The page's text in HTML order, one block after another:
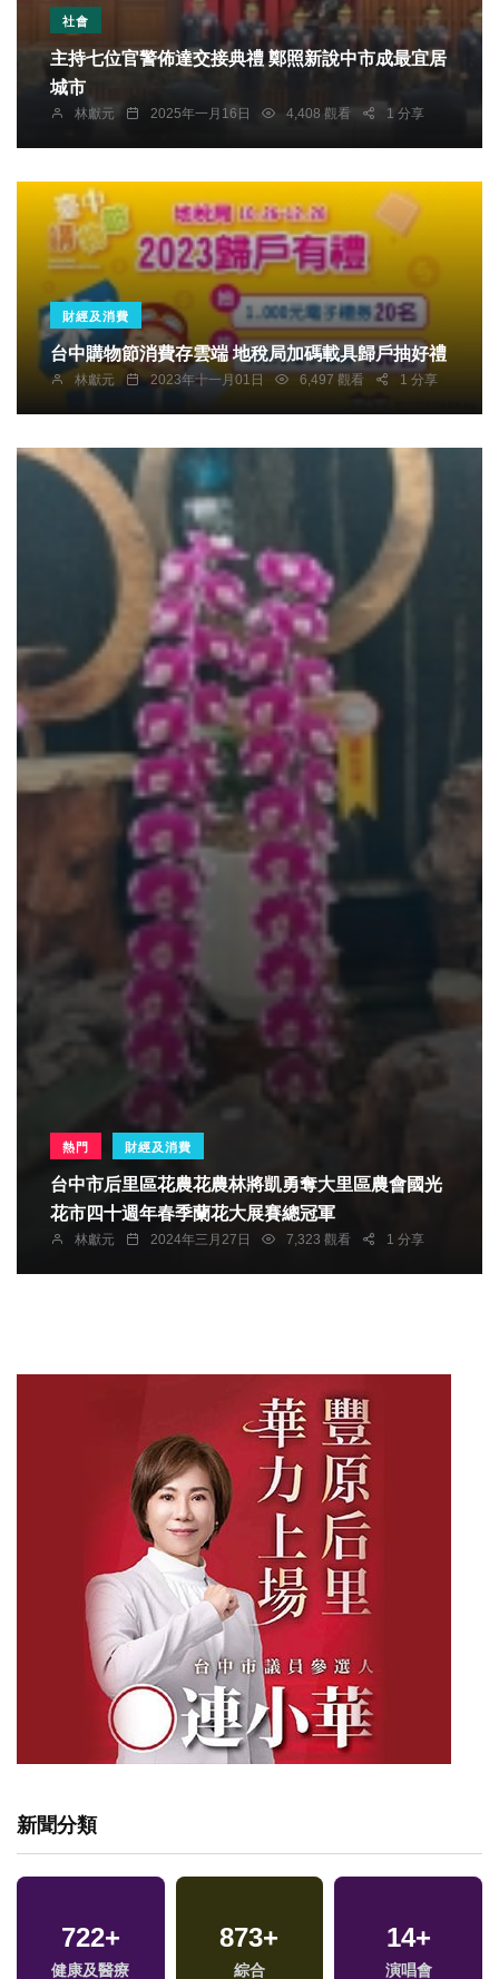
社會
主持七位官警佈達交接典禮 鄭照新說中市成最宜居
城市
林獻元 2025年一月16日 4,408 觀看 1 分享
財經及消費
台中購物節消費存雲端 地稅局加碼載具歸戶抽好禮
林獻元 2023年十一月01日 6,497 觀看 1 分享
熱門 財經及消費
台中市后里區花農花農林將凱勇奪大里區農會國光
花市四十週年春季蘭花大展賽總冠軍
林獻元 2024年三月27日 7,323 觀看 1 分享
新聞分類
722+
健康及醫療
873+
綜合
14+
演唱會